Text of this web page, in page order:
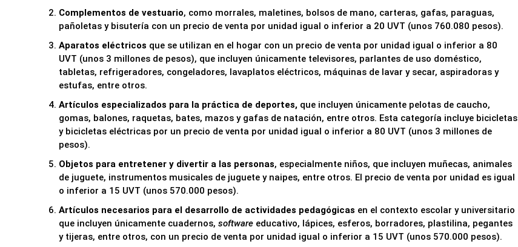
Complementos de vestuario, como morrales, maletines, bolsos de mano, carteras, gafas, paraguas,
pañoletas y bisutería con un precio de venta por unidad igual o inferior a 20 UVT (unos 760.080 pesos).
Aparatos eléctricos que se utilizan en el hogar con un precio de venta por unidad igual o inferior a 80
UVT (unos 3 millones de pesos), que incluyen únicamente televisores, parlantes de uso doméstico,
tabletas, refrigeradores, congeladores, lavaplatos eléctricos, máquinas de lavar y secar, aspiradoras y
estufas, entre otros.
Artículos especializados para la práctica de deportes, que incluyen únicamente pelotas de caucho,
gomas, balones, raquetas, bates, mazos y gafas de natación, entre otros. Esta categoría incluye bicicletas
y bicicletas eléctricas por un precio de venta por unidad igual o inferior a 80 UVT (unos 3 millones de
pesos).
Objetos para entretener y divertir a las personas, especialmente niños, que incluyen muñecas, animales
de juguete, instrumentos musicales de juguete y naipes, entre otros. El precio de venta por unidad es igual
o inferior a 15 UVT (unos 570.000 pesos).
Artículos necesarios para el desarrollo de actividades pedagógicas en el contexto escolar y universitario
que incluyen únicamente cuadernos, software educativo, lápices, esferos, borradores, plastilina, pegantes
y tijeras, entre otros, con un precio de venta por unidad igual o inferior a 15 UVT (unos 570.000 pesos).